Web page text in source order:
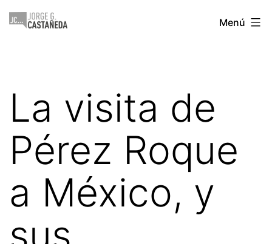
Saltar
Jorge
Menú
La visita de
Pérez Roque
a México, y
sus